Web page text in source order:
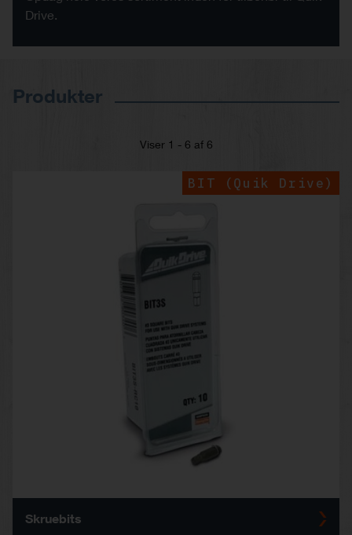
Drive.
Produkter
Viser 1 - 6 af 6
BIT (Quik Drive)
Skruebits